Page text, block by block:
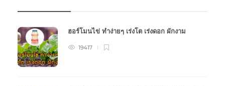
ฮอร์โมนไข่ ทำง่ายๆ เร่งโต เร่งดอก ผักงาม
19417